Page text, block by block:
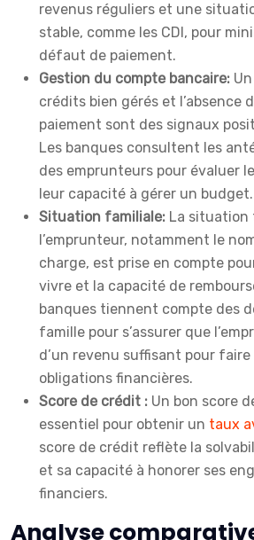
revenus réguliers et une
stable, comme les CDI, pour
défaut de paiement.
Gestion du compte bancaire:
crédits bien gérés et l’absence
paiement sont des signaux
Les banques consultent les
des emprunteurs pour évaluer
leur capacité à gérer un budget.
Situation familiale: La situation
l’emprunteur, notamment le
charge, est prise en compte
vivre et la capacité de
banques tiennent compte des
famille pour s’assurer que
d’un revenu suffisant pour
obligations financières.
Score de crédit : Un bon score
essentiel pour obtenir un taux
score de crédit reflète la
et sa capacité à honorer ses
financiers.
Analyse